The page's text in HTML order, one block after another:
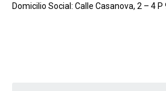
Domicilio Social: Calle Casanova, 2 – 4